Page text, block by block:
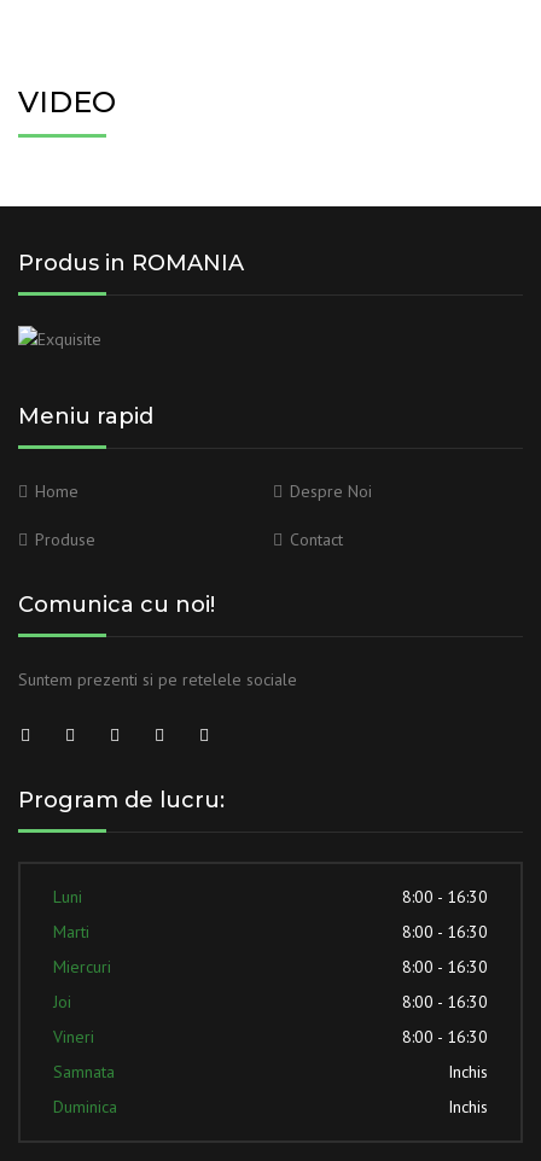
VIDEO
Produs in ROMANIA
Meniu rapid
Home Despre Noi
Produse Contact
Comunica cu noi!
Suntem prezenti si pe retelele sociale
Program de lucru:
Luni
8:00 - 16:30
Marti
8:00 - 16:30
Miercuri
8:00 - 16:30
Joi
8:00 - 16:30
Vineri
8:00 - 16:30
Samnata
Inchis
Duminica
Inchis